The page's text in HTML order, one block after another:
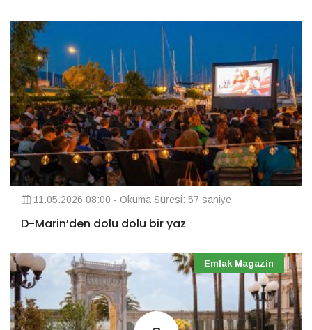
11.05.2026 08:00 - Okuma Süresi: 57 saniye
D-Marin’den dolu dolu bir yaz
Emlak Magazin